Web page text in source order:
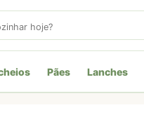
Pães Lanches